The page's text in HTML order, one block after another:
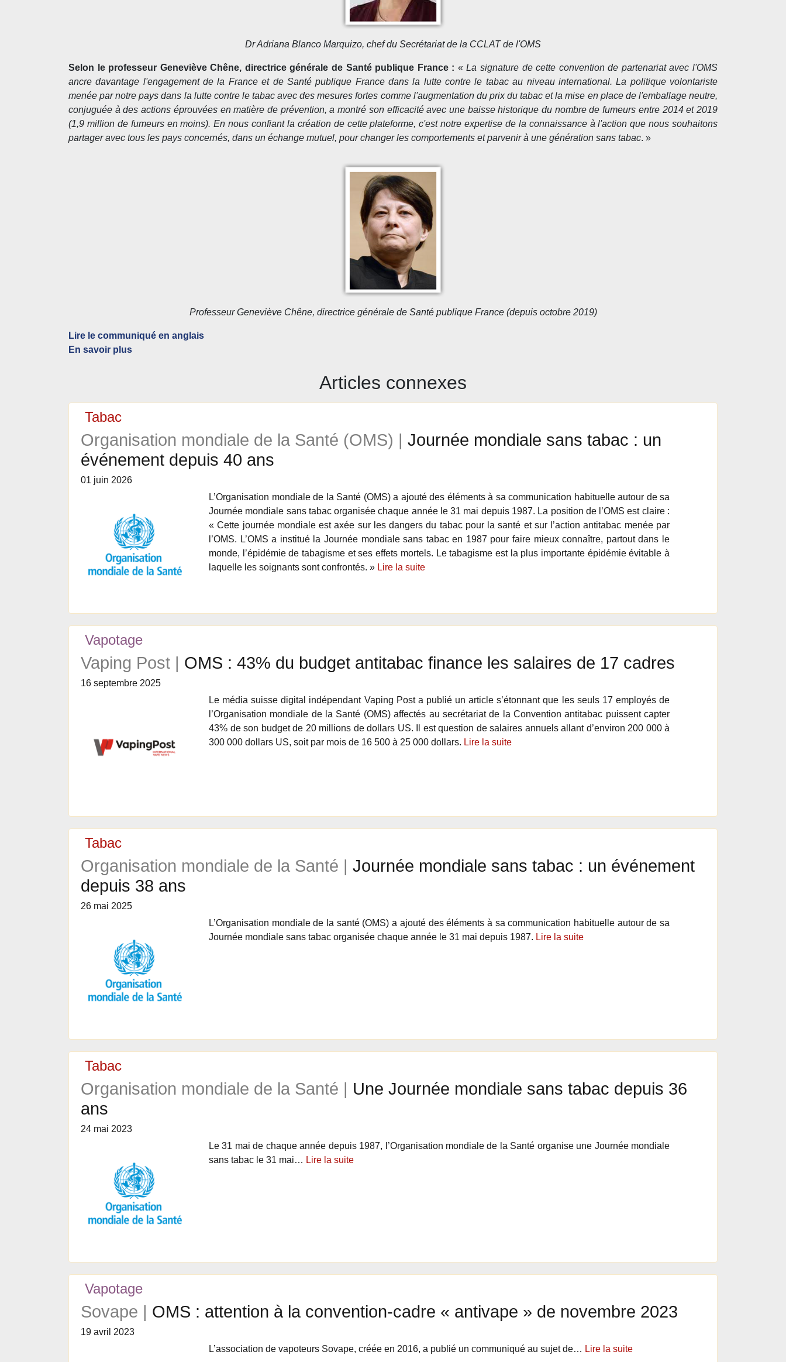
Dr Adriana Blanco Marquizo, chef du Secrétariat de la CCLAT de l'OMS
Selon le professeur Geneviève Chêne, directrice générale de Santé publique France : «La signature de cette convention de partenariat avec l'OMS
ancre davantage l'engagement de la France et de Santé publique France dans la lutte contre le tabac au niveau international. La politique volontariste
menée par notre pays dans la lutte contre le tabac avec des mesures fortes comme l'augmentation du prix du tabac et la mise en place de l'emballage neutre,
conjuguée à des actions éprouvées en matière de prévention, a montré son efficacité avec une baisse historique du nombre de fumeurs entre 2014 et 2019
(1,9 million de fumeurs en moins). En nous confiant la création de cette plateforme, c'est notre expertise de la connaissance à l'action que nous souhaitons
partager avec tous les pays concernés, dans un échange mutuel, pour changer les comportements et parvenir à une génération sans tabac. »
Professeur Geneviève Chêne, directrice générale de Santé publique France (depuis octobre 2019)
Lire le communiqué en anglais
En savoir plus
Articles connexes
Tabac
Organisation mondiale de la Santé (OMS) | Journée mondiale sans tabac : un
événement depuis 40 ans
01 juin 2026
L’Organisation mondiale de la Santé (OMS) a ajouté des éléments à sa communication habituelle autour de sa
Journée mondiale sans tabac organisée chaque année le 31 mai depuis 1987. La position de l’OMS est claire :
« Cette journée mondiale est axée sur les dangers du tabac pour la santé et sur l’action antitabac menée par
l’OMS. L’OMS a institué la Journée mondiale sans tabac en 1987 pour faire mieux connaître, partout dans le
monde, l’épidémie de tabagisme et ses effets mortels. Le tabagisme est la plus importante épidémie évitable à
laquelle les soignants sont confrontés. » Lire la suite
Vapotage
Vaping Post | OMS : 43% du budget antitabac finance les salaires de 17 cadres
16 septembre 2025
Le média suisse digital indépendant Vaping Post a publié un article s’étonnant que les seuls 17 employés de
l’Organisation mondiale de la Santé (OMS) affectés au secrétariat de la Convention antitabac puissent capter
43% de son budget de 20 millions de dollars US. Il est question de salaires annuels allant d’environ 200 000 à
300 000 dollars US, soit par mois de 16 500 à 25 000 dollars. Lire la suite
Tabac
Organisation mondiale de la Santé | Journée mondiale sans tabac : un événement
depuis 38 ans
26 mai 2025
L’Organisation mondiale de la santé (OMS) a ajouté des éléments à sa communication habituelle autour de sa
Journée mondiale sans tabac organisée chaque année le 31 mai depuis 1987. Lire la suite
Tabac
Organisation mondiale de la Santé | Une Journée mondiale sans tabac depuis 36
ans
24 mai 2023
Le 31 mai de chaque année depuis 1987, l’Organisation mondiale de la Santé organise une Journée mondiale
sans tabac le 31 mai… Lire la suite
Vapotage
Sovape | OMS : attention à la convention-cadre « antivape » de novembre 2023
19 avril 2023
L’association de vapoteurs Sovape, créée en 2016, a publié un communiqué au sujet de… Lire la suite